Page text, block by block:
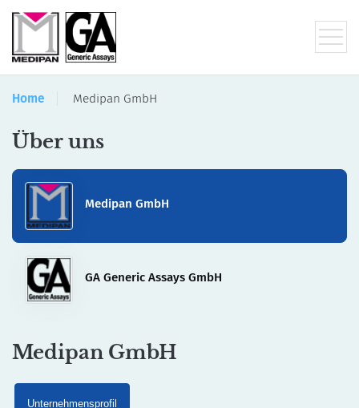
Home Medipan GmbH
Über uns
Medipan GmbH
GA Generic Assays GmbH
Medipan GmbH
Unternehmensprofil